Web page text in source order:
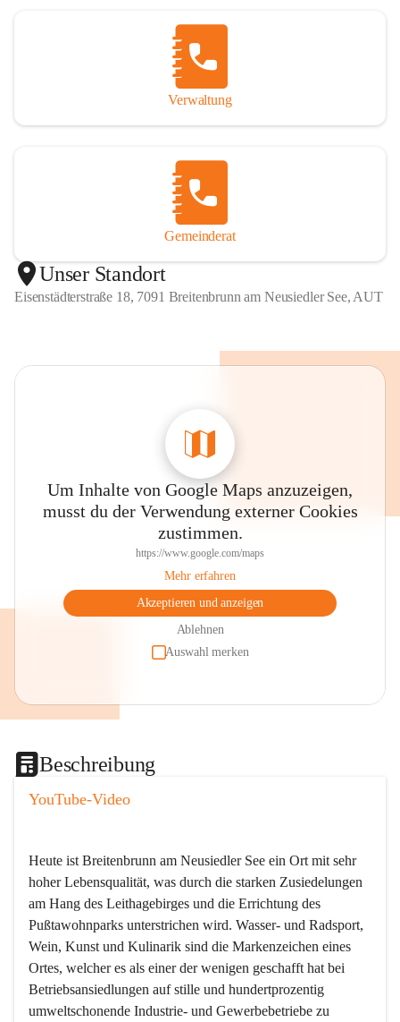
Verwaltung
Gemeinderat
Unser Standort
Eisenstädterstraße 18, 7091 Breitenbrunn am Neusiedler See, AUT
Um Inhalte von Google Maps anzuzeigen,
musst du der Verwendung externer Cookies
zustimmen.
https://www.google.com/maps
Mehr erfahren
Akzeptieren und anzeigen
Ablehnen
Auswahl merken
Beschreibung
YouTube-Video
Heute ist Breitenbrunn am Neusiedler See ein Ort mit sehr
hoher Lebensqualität, was durch die starken Zusiedelungen
am Hang des Leithagebirges und die Errichtung des
Pußtawohnparks unterstrichen wird. Wasser- und Radsport,
Wein, Kunst und Kulinarik sind die Markenzeichen eines
Ortes, welcher es als einer der wenigen geschafft hat bei
Betriebsansiedlungen auf stille und hundertprozentig
umweltschonende Industrie- und Gewerbebetriebe zu